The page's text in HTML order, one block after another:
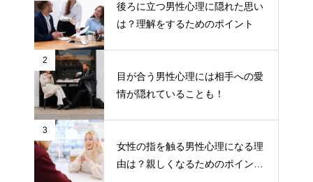
後ろに立つ男性心理に隠れた思い
は？理解をするためのポイント
2
目が合う男性心理には相手への愛
情が隠れていることも！
3
女性の指を触る男性心理になる理
由は？親しくなるためのポイント